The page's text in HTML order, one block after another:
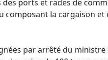
ports et rades de
la cargaison et
par arrêté du